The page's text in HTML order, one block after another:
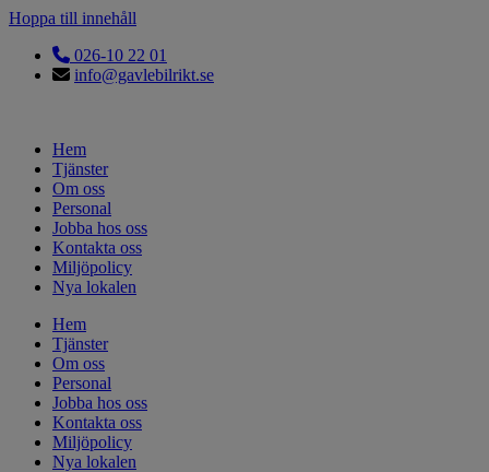
Hoppa till innehåll
026-10 22 01
info@gavlebilrikt.se
Hem
Tjänster
Om oss
Personal
Jobba hos oss
Kontakta oss
Miljöpolicy
Nya lokalen
Hem
Tjänster
Om oss
Personal
Jobba hos oss
Kontakta oss
Miljöpolicy
Nya lokalen